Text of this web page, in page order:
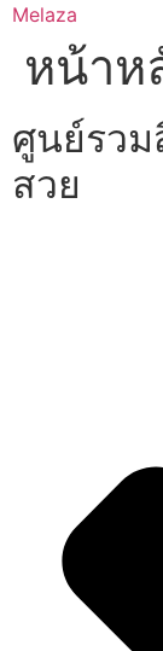
Skip
content
Melaza
หน้าห
ศูนย์รว
สวย